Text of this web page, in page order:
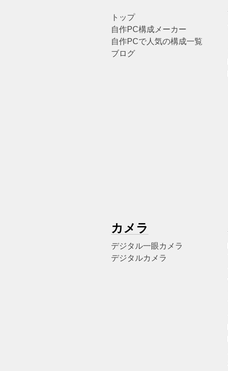
トップ
自作PC構成メーカー
自作PCで人気の構成一覧
ブログ
カメラ
デジタル一眼カメラ
デジタルカメラ